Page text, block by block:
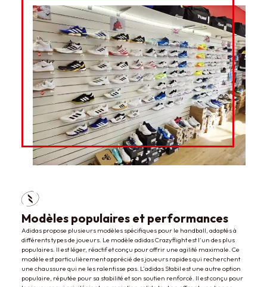
Modèles populaires et performances
Adidas propose plusieurs modèles spécifiques pour le handball, adaptés à
différents types de joueurs. Le modèle adidas Crazyflightest l'un des plus
populaires. Il est léger, réactif et conçu pour offrir une agilité maximale. Ce
modèle est particulièrement apprécié des joueurs rapides qui recherchent
une chaussure qui ne les ralentisse pas. L’adidas Stabil est une autre option
populaire, réputée pour sa stabilité et son soutien renforcé. Il est conçu pour